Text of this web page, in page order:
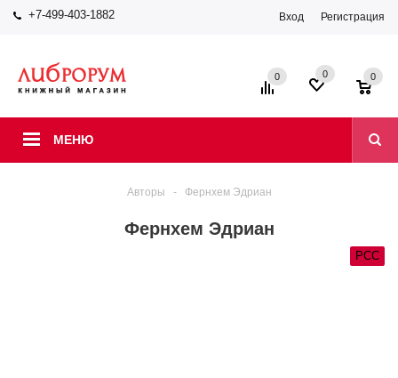
+7-499-403-1882 Вход Регистрация
МЕНЮ
0 0 0
Авторы - Фернхем Эдриан
Фернхем Эдриан
РСС